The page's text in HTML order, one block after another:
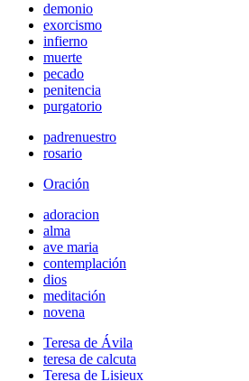
demonio
exorcismo
infierno
muerte
pecado
penitencia
purgatorio
padrenuestro
rosario
Oración
adoracion
alma
ave maria
contemplación
dios
meditación
novena
Teresa de Ávila
teresa de calcuta
Teresa de Lisieux